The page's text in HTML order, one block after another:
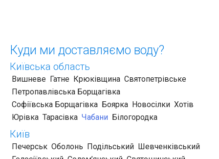
Куди ми доставляємо воду?
Київська область
Вишневе Гатне Крюківщина Святопетрівське
Петропавлівська Борщагівка
Софіївська Борщагівка Боярка Новосілки Хотів
Юрівка Тарасівка Чабани Білогородка
Київ
Печерськ Оболонь Подільський Шевченківський